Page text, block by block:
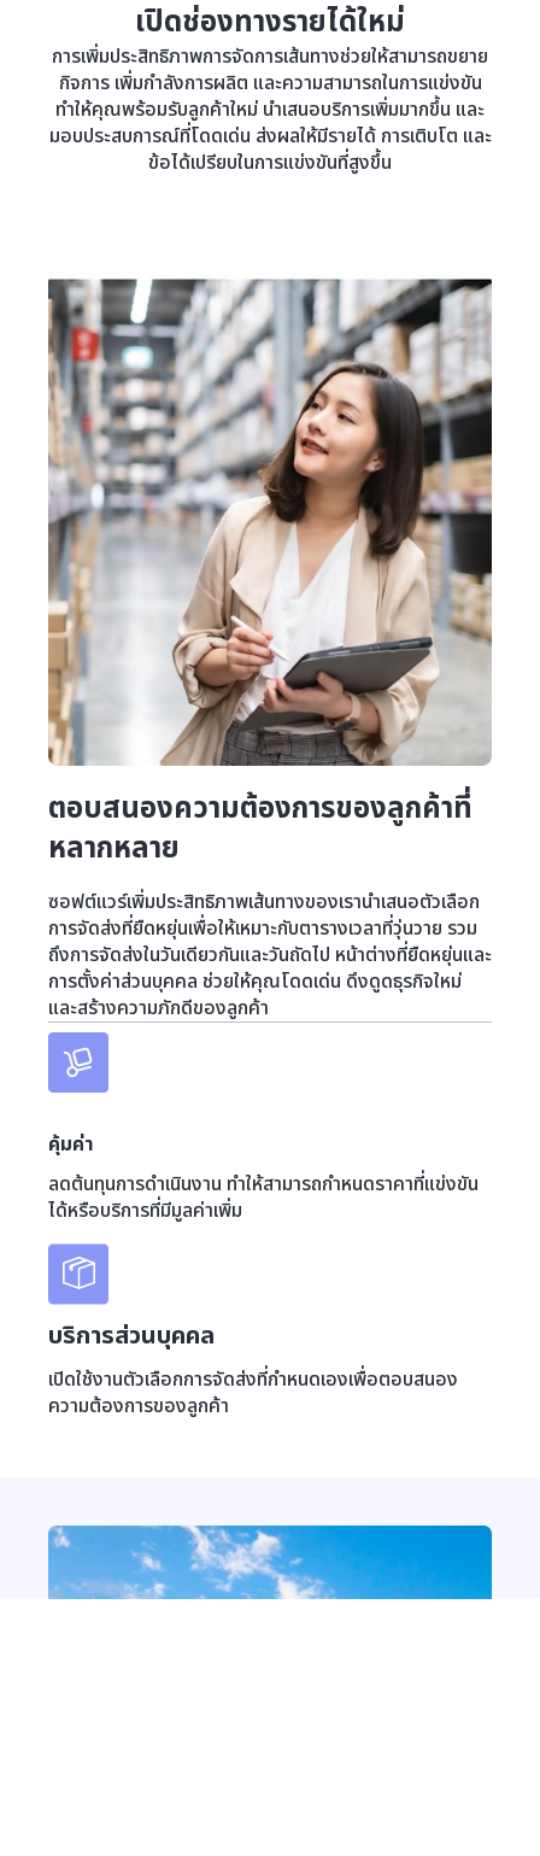
เปิดช่องทางรายได้ใหม่
การเพิ่มประสิทธิภาพการจัดการเส้นทางช่วยให้สามารถขยาย
กิจการ เพิ่มกำลังการผลิต และความสามารถในการแข่งขัน
ทำให้คุณพร้อมรับลูกค้าใหม่ นำเสนอบริการเพิ่มมากขึ้น และ
มอบประสบการณ์ที่โดดเด่น ส่งผลให้มีรายได้ การเติบโต และ
ข้อได้เปรียบในการแข่งขันที่สูงขึ้น
ตอบสนองความต้องการของลูกค้าที่
หลากหลาย
ซอฟต์แวร์เพิ่มประสิทธิภาพเส้นทางของเรานำเสนอตัวเลือก
การจัดส่งที่ยืดหยุ่นเพื่อให้เหมาะกับตารางเวลาที่วุ่นวาย รวม
ถึงการจัดส่งในวันเดียวกันและวันถัดไป หน้าต่างที่ยืดหยุ่นและ
การตั้งค่าส่วนบุคคล ช่วยให้คุณโดดเด่น ดึงดูดธุรกิจใหม่
และสร้างความภักดีของลูกค้า
คุ้มค่า
ลดต้นทุนการดำเนินงาน ทำให้สามารถกำหนดราคาที่แข่งขัน
ได้หรือบริการที่มีมูลค่าเพิ่ม
บริการส่วนบุคคล
เปิดใช้งานตัวเลือกการจัดส่งที่กำหนดเองเพื่อตอบสนอง
ความต้องการของลูกค้า